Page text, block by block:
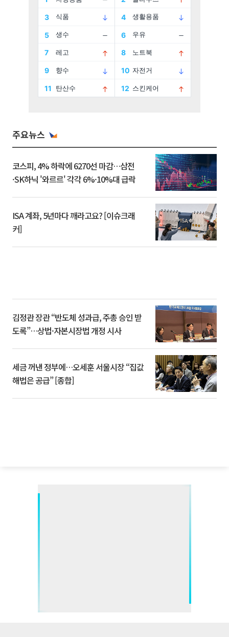
주요뉴스
코스피, 4% 하락에 6270선 마감…삼전
·SK하닉 '와르르' 각각 6%·10%대 급락
ISA 계좌, 5년마다 깨라고요? [이슈크래
커]
김정관 장관 “반도체 성과급, 주총 승인 받
도록”…상법·자본시장법 개정 시사
세금 꺼낸 정부에…오세훈 서울시장 “집값
해법은 공급” [종합]